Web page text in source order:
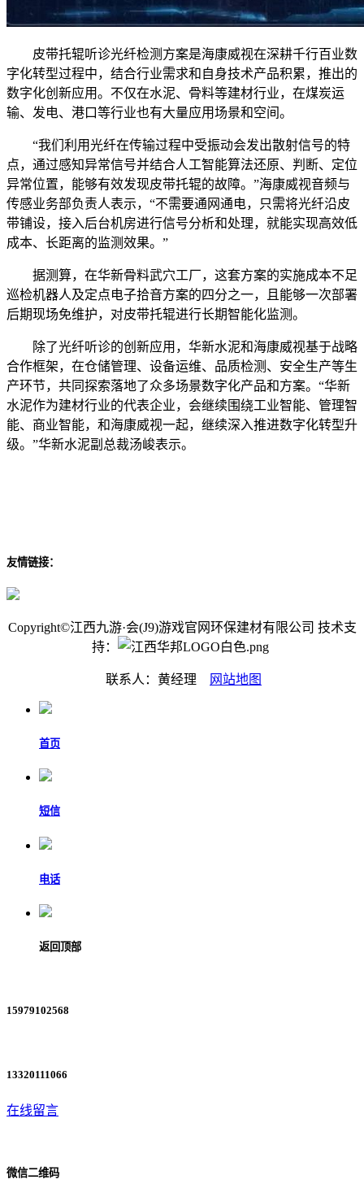
皮带托辊听诊光纤检测方案是海康威视在深耕千行百业数
字化转型过程中，结合行业需求和自身技术产品积累，推出的
数字化创新应用。不仅在水泥、骨料等建材行业，在煤炭运
输、发电、港口等行业也有大量应用场景和空间。
“我们利用光纤在传输过程中受振动会发出散射信号的特
点，通过感知异常信号并结合人工智能算法还原、判断、定位
异常位置，能够有效发现皮带托辊的故障。”海康威视音频与
传感业务部负责人表示，“不需要通网通电，只需将光纤沿皮
带铺设，接入后台机房进行信号分析和处理，就能实现高效低
成本、长距离的监测效果。”
据测算，在华新骨料武穴工厂，这套方案的实施成本不足
巡检机器人及定点电子拾音方案的四分之一，且能够一次部署
后期现场免维护，对皮带托辊进行长期智能化监测。
除了光纤听诊的创新应用，华新水泥和海康威视基于战略
合作框架，在仓储管理、设备运维、品质检测、安全生产等生
产环节，共同探索落地了众多场景数字化产品和方案。“华新
水泥作为建材行业的代表企业，会继续围绕工业智能、管理智
能、商业智能，和海康威视一起，继续深入推进数字化转型升
级。”华新水泥副总裁汤峻表示。
友情链接：
Copyright©江西九游·会(J9)游戏官网环保建材有限公司 技术支
持：
联系人：黄经理 网站地图
首页
短信
电话
返回顶部
15979102568
13320111066
在线留言
微信二维码